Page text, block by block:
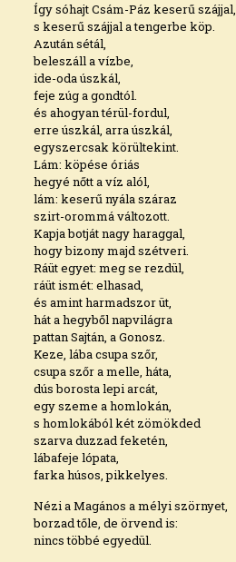
Így sóhajt Csám-Páz keserű szájjal,
s keserű szájjal a tengerbe köp.
Azután sétál,
beleszáll a vízbe,
ide-oda úszkál,
feje zúg a gondtól.
és ahogyan térül-fordul,
erre úszkál, arra úszkál,
egyszercsak körültekint.
Lám: köpése óriás
hegyé nőtt a víz alól,
lám: keserű nyála száraz
szirt-orommá változott.
Kapja botját nagy haraggal,
hogy bizony majd szétveri.
Ráüt egyet: meg se rezdül,
ráüt ismét: elhasad,
és amint harmadszor üt,
hát a hegyből napvilágra
pattan Sajtán, a Gonosz.
Keze, lába csupa szőr,
csupa szőr a melle, háta,
dús borosta lepi arcát,
egy szeme a homlokán,
s homlokából két zömökded
szarva duzzad feketén,
lábafeje lópata,
farka húsos, pikkelyes.
Nézi a Magános a mélyi szörnyet,
borzad tőle, de örvend is:
nincs többé egyedül.